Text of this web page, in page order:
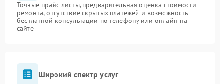
Точные прайс-листы, предварительная оценка стоимости
ремонта, отсутствие скрытых платежей и возможность
бесплатной консультации по телефону или онлайн на
сайте
Широкий спектр услуг